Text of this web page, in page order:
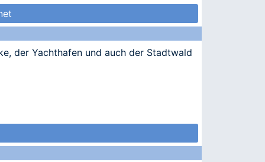
der Yachthafen und auch der Stadtwald